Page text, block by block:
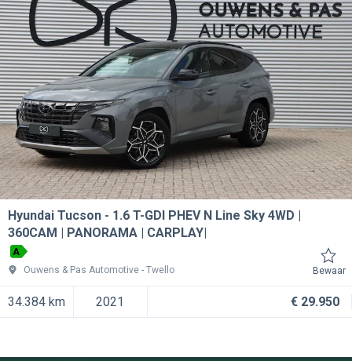
Hyundai Tucson
1.6 T-GDI PHEV N Line Sky 4WD |
360CAM | PANORAMA | CARPLAY|
A
Ouwens & Pas Automotive
Twello Bewaar
34.384 km 2021 € 29.950